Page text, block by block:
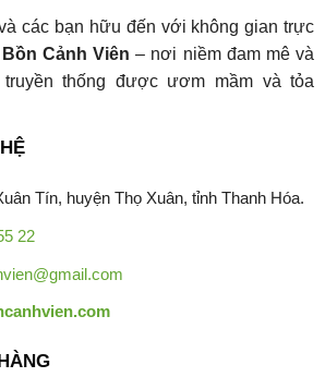
các bạn hữu đến với không gian trực
Cảnh Viên – nơi niềm đam mê và
truyền thống được ươm mầm và tỏa
Tín, huyện Thọ Xuân, tỉnh Thanh Hóa.
22